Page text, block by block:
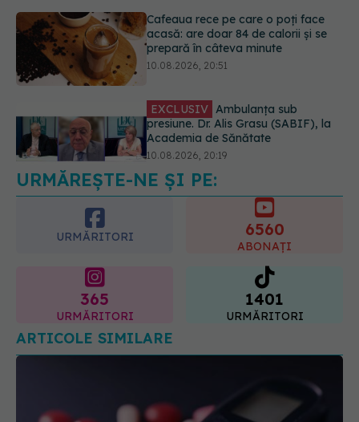
EXCLUSIV Ambulanța sub
presiune. Dr. Alis Grasu (SABIF), la
Academia de Sănătate
Semnul de pe picioare care poate
dezvălui că arterele sunt grav
afectate
URMĂREȘTE-NE ȘI PE:
URMĂRITORI
365 1401
URMĂRITORI
ARTICOLE SIMILARE